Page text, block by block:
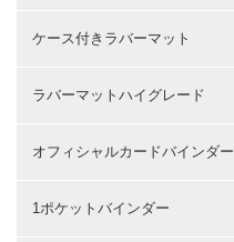
ケース付きラバーマット
ラバーマットハイグレード
オフィシャルカードバインダー
1ポケットバインダー